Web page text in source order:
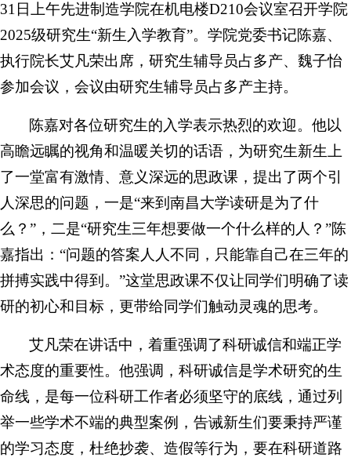
31日上午先进制造学院在机电楼D210会议室召开学院
2025级研究生“新生入学教育”。学院党委书记陈嘉、
执行院长艾凡荣出席，研究生辅导员占多产、魏子怡
参加会议，会议由研究生辅导员占多产主持。
陈嘉对各位研究生的入学表示热烈的欢迎。他以
高瞻远瞩的视角和温暖关切的话语，为研究生新生上
了一堂富有激情、意义深远的思政课，提出了两个引
人深思的问题，一是“来到南昌大学读研是为了什
么？”，二是“研究生三年想要做一个什么样的人？”陈
嘉指出：“问题的答案人人不同，只能靠自己在三年的
拼搏实践中得到。”这堂思政课不仅让同学们明确了读
研的初心和目标，更带给同学们触动灵魂的思考。
艾凡荣在讲话中，着重强调了科研诚信和端正学
术态度的重要性。他强调，科研诚信是学术研究的生
命线，是每一位科研工作者必须坚守的底线，通过列
举一些学术不端的典型案例，告诫新生们要秉持严谨
的学习态度，杜绝抄袭、造假等行为，要在科研道路